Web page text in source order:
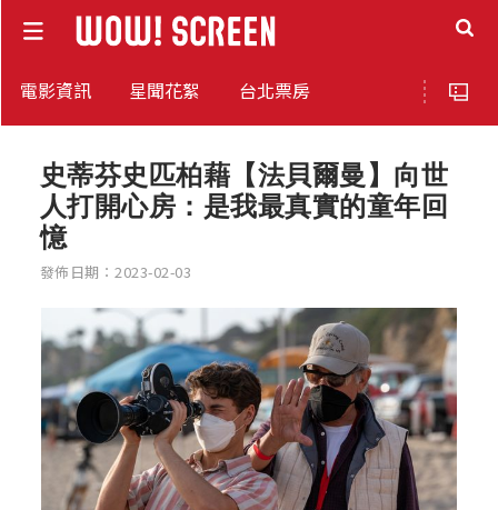
電影資訊 星聞花絮 台北票房
史蒂芬史匹柏藉【法貝爾曼】向世
人打開心房：是我最真實的童年回
憶
發佈日期：2023-02-03